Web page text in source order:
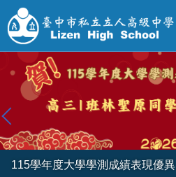
到
主
內
區
115學年度大學學測成績表現優異